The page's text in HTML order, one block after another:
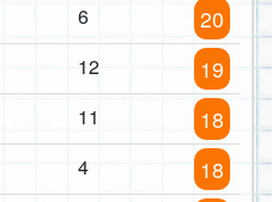
6 20
12 19
11 18
4 18